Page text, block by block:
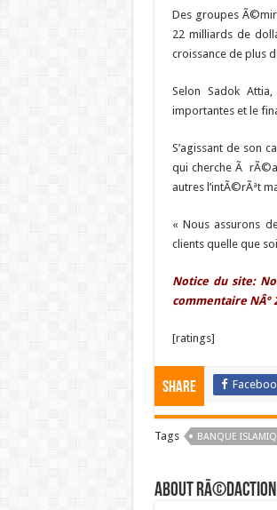
Des groupes
22 milliards de
croissance de plus
Selon Sadok
importantes et le
S’agissant de son
qui cherche Ã
autres l’intÃ©rÃªt
« Nous assurons
clients quelle que
Notice du site:
commentaire NÂ°
[ratings]
Share
Tags BANQUE
About RÃ©daction